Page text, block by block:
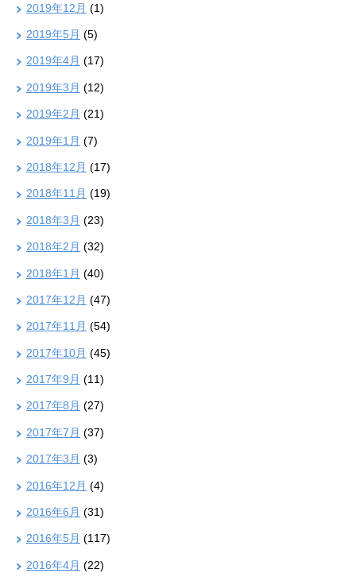
2019年12月 (1)
2019年5月 (5)
2019年4月 (17)
2019年3月 (12)
2019年2月 (21)
2019年1月 (7)
2018年12月 (17)
2018年11月 (19)
2018年3月 (23)
2018年2月 (32)
2018年1月 (40)
2017年12月 (47)
2017年11月 (54)
2017年10月 (45)
2017年9月 (11)
2017年8月 (27)
2017年7月 (37)
2017年3月 (3)
2016年12月 (4)
2016年6月 (31)
2016年5月 (117)
2016年4月 (22)